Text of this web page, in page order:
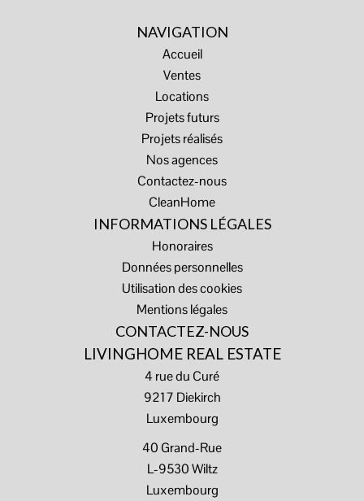
NAVIGATION
Accueil
Ventes
Locations
Projets futurs
Projets réalisés
Nos agences
Contactez-nous
CleanHome
INFORMATIONS LÉGALES
Honoraires
Données personnelles
Utilisation des cookies
Mentions légales
CONTACTEZ-NOUS
LIVINGHOME REAL ESTATE
4 rue du Curé
9217 Diekirch
Luxembourg
40 Grand-Rue
L-9530 Wiltz
Luxembourg